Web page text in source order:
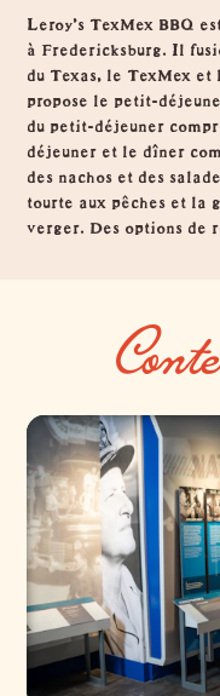
Vue d'ensemble
Leroy's TexMex BBQ
à Fredericksburg. Il
du Texas, le TexMex
propose le petit-
du petit-déjeuner
déjeuner et le dîner
des nachos et des
tourte aux pêches et la
verger. Des options de